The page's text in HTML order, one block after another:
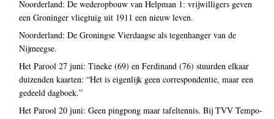
Noorderland: De wederopbouw van Helpman 1: vrijwilligers geven
een Groninger vliegtuig uit 1911 een nieuw leven.
Noorderland: De Groningse Vierdaagse als tegenhanger van de
Nijmeegse.
Het Parool 27 juni: Tineke (69) en Ferdinand (76) stuurden elkaar
duizenden kaarten: “Het is eigenlijk geen correspondentie, maar een
gedeeld dagboek.”
Het Parool 20 juni: Geen pingpong maar tafeltennis. Bij TVV Tempo-